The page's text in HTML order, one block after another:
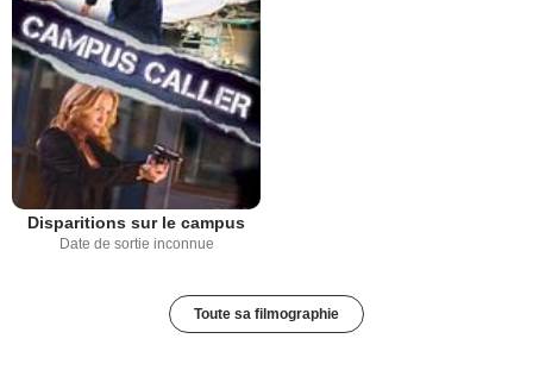
Disparitions sur le campus
Date de sortie inconnue
Toute sa filmographie